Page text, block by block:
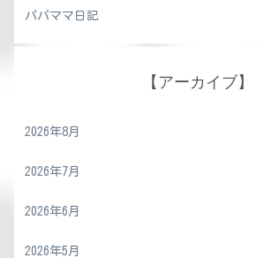
パパママ日記
【アーカイブ】
2026年8月
2026年7月
2026年6月
2026年5月